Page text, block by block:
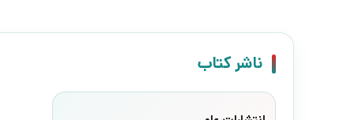
ناشر کتاب